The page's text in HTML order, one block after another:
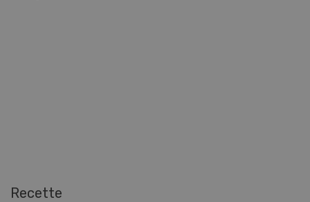
Recette